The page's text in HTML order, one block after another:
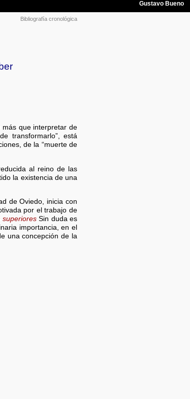
Bibliografía cronológica
más que interpretar de
transformarlo”, está
de la “muerte de
al reino de las
la existencia de una
de Oviedo, inicia con
por el trabajo de
superioresSin duda es
importancia, en el
una concepción de la